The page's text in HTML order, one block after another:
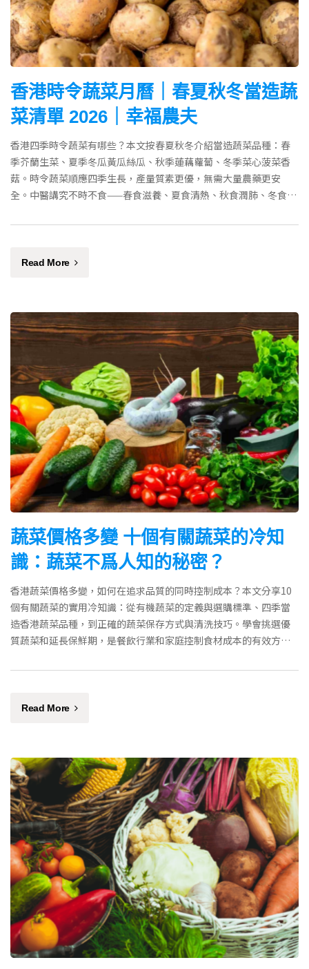
香港時令蔬菜月曆｜春夏秋冬當造蔬
菜清單 2026｜幸福農夫
香港四季時令蔬菜有哪些？本文按春夏秋冬介紹當造蔬菜品種：春
季芥蘭生菜、夏季冬瓜黃瓜絲瓜、秋季蓮藕蘿蔔、冬季菜心菠菜香
菇。時令蔬菜順應四季生長，產量質素更優，無需大量農藥更安
全。中醫講究不時不食——春食滋養、夏食清熱、秋食潤肺、冬食補
Read More
蔬菜價格多變 十個有關蔬菜的冷知
識：蔬菜不爲人知的秘密？
香港蔬菜價格多變，如何在追求品質的同時控制成本？本文分享10
個有關蔬菜的實用冷知識：從有機蔬菜的定義與選購標準、四季當
造香港蔬菜品種，到正確的蔬菜保存方式與清洗技巧。學會挑選優
質蔬菜和延長保鮮期，是餐飲行業和家庭控制食材成本的有效方
Read More